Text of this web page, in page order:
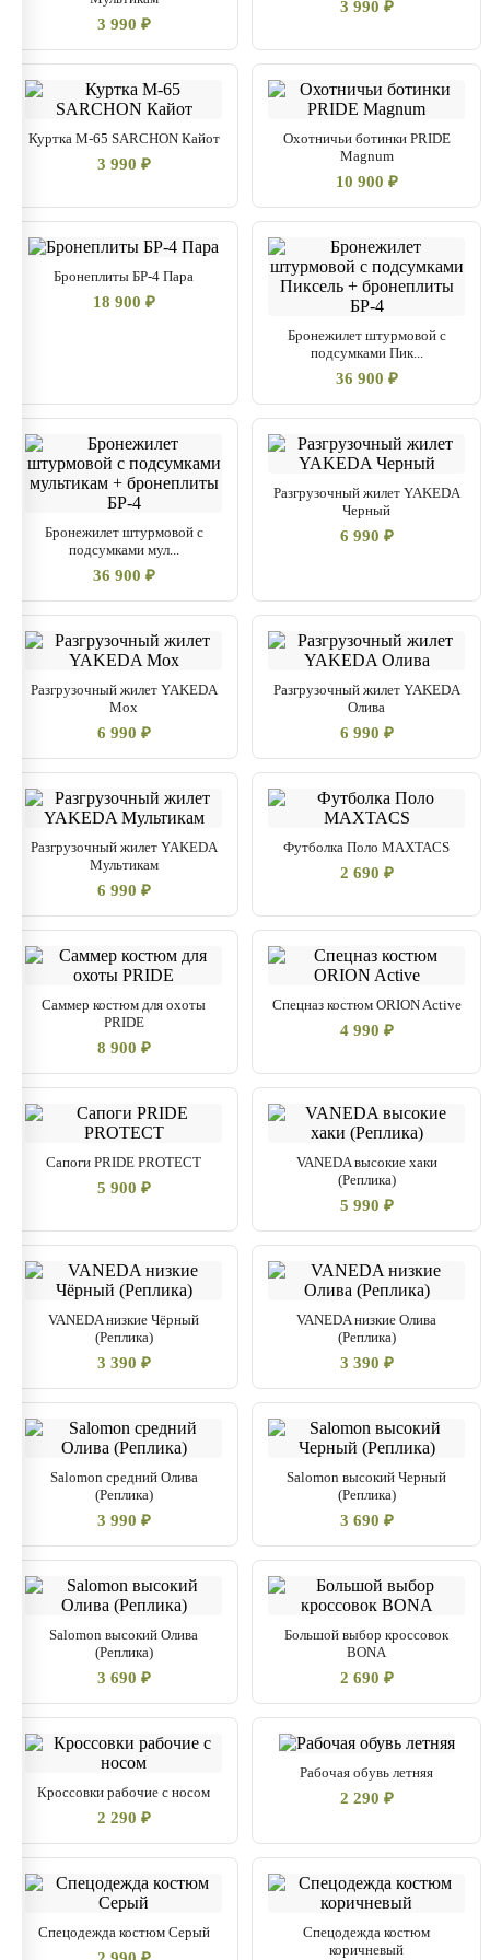
3 990 ₽
3 990 ₽
Куртка М-65 SARCHON Кайот
3 990 ₽
Охотничьи ботинки PRIDE
Magnum
10 900 ₽
Бронеплиты БР-4 Пара
18 900 ₽
Бронежилет штурмовой с
подсумками Пик...
36 900 ₽
Бронежилет штурмовой с
подсумками мул...
36 900 ₽
Разгрузочный жилет YAKEDA
Черный
6 990 ₽
Разгрузочный жилет YAKEDA
Мох
6 990 ₽
Разгрузочный жилет YAKEDA
Олива
6 990 ₽
Разгрузочный жилет YAKEDA
Мультикам
6 990 ₽
Футболка Поло MAXTACS
2 690 ₽
Саммер костюм для охоты
PRIDE
8 900 ₽
Спецназ костюм ORION Active
4 990 ₽
Сапоги PRIDE PROTECT
5 900 ₽
VANEDA высокие хаки
(Реплика)
5 990 ₽
VANEDA низкие Чёрный
(Реплика)
3 390 ₽
VANEDA низкие Олива
(Реплика)
3 390 ₽
Salomon средний Олива
(Реплика)
3 990 ₽
Salomon высокий Черный
(Реплика)
3 690 ₽
Salomon высокий Олива
(Реплика)
3 690 ₽
Большой выбор кроссовок
BONA
2 690 ₽
Кроссовки рабочие с носом
2 290 ₽
Рабочая обувь летняя
2 290 ₽
Спецодежда костюм Серый
Спецодежда костюм
коричневый